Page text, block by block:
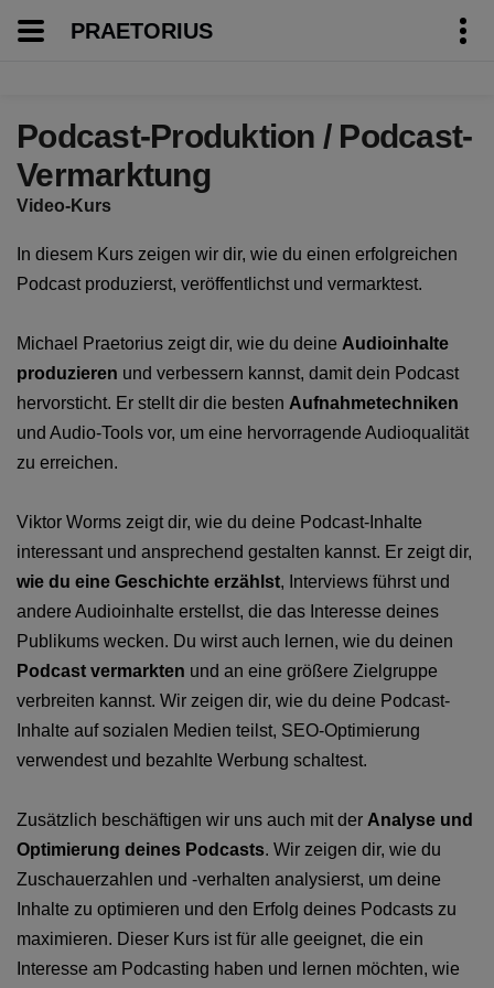
PRAETORIUS
Podcast-Produktion / Podcast-
Vermarktung
Video-Kurs
In diesem Kurs zeigen wir dir, wie du einen erfolgreichen
Podcast produzierst, veröffentlichst und vermarktest.
Michael Praetorius zeigt dir, wie du deine Audioinhalte
produzieren und verbessern kannst, damit dein Podcast
hervorsticht. Er stellt dir die besten Aufnahmetechniken
und Audio-Tools vor, um eine hervorragende Audioqualität
zu erreichen.
Viktor Worms zeigt dir, wie du deine Podcast-Inhalte
interessant und ansprechend gestalten kannst. Er zeigt dir,
wie du eine Geschichte erzählst, Interviews führst und
andere Audioinhalte erstellst, die das Interesse deines
Publikums wecken. Du wirst auch lernen, wie du deinen
Podcast vermarkten und an eine größere Zielgruppe
verbreiten kannst. Wir zeigen dir, wie du deine Podcast-
Inhalte auf sozialen Medien teilst, SEO-Optimierung
verwendest und bezahlte Werbung schaltest.
Zusätzlich beschäftigen wir uns auch mit der Analyse und
Optimierung deines Podcasts. Wir zeigen dir, wie du
Zuschauerzahlen und -verhalten analysierst, um deine
Inhalte zu optimieren und den Erfolg deines Podcasts zu
maximieren. Dieser Kurs ist für alle geeignet, die ein
Interesse am Podcasting haben und lernen möchten, wie